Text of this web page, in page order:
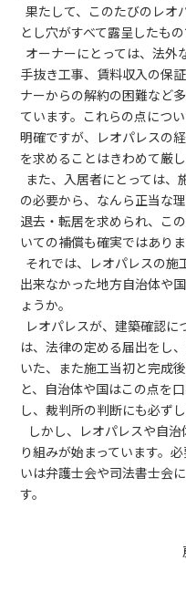
果たして、このたびのレオ
とし穴がすべて露呈したもの
オーナーにとっては、法外
手抜き工事、賃料収入の保
ナーからの解約の困難など
ています。これらの点につ
明確ですが、レオパレスの
を求めることはきわめて厳
また、入居者にとっては、
の必要から、なんら正当な
退去・転居を求められ、こ
いての補償も確実ではありま
それでは、レオパレスの施
出来なかった地方自治体や
ょうか。
レオパレスが、建築確認に
は、法律の定める届出をし
いた、また施工当初と完成
と、自治体や国はこの点を
し、裁判所の判断にも必ず
しかし、レオパレスや自
り組みが始まっています。
いは弁護士会や司法書士会
す。